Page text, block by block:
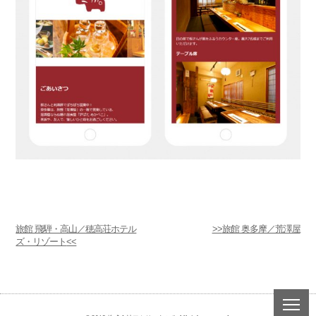
旅館 飛騨・高山／穂高荘ホテル
ズ・リゾート
旅館 奥多摩／荒澤屋